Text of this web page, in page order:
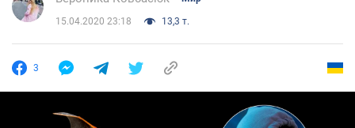
15.04.2020 23:18 13,3 т.
3